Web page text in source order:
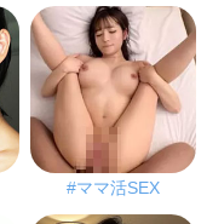
#ママ活SEX